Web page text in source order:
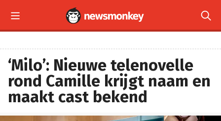
 
‘Milo’: Nieuwe telenovelle
rond Camille krijgt naam en
maakt cast bekend